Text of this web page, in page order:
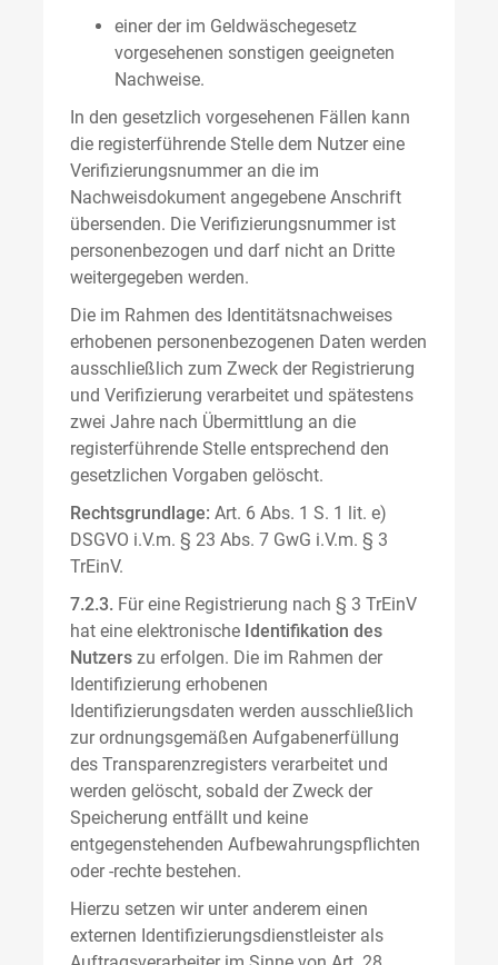
einer der im Geldwäschegesetz
vorgesehenen sonstigen geeigneten
Nachweise.
In den gesetzlich vorgesehenen Fällen kann
die registerführende Stelle dem Nutzer eine
Verifizierungsnummer an die im
Nachweisdokument angegebene Anschrift
übersenden. Die Verifizierungsnummer ist
personenbezogen und darf nicht an Dritte
weitergegeben werden.
Die im Rahmen des Identitätsnachweises
erhobenen personenbezogenen Daten werden
ausschließlich zum Zweck der Registrierung
und Verifizierung verarbeitet und spätestens
zwei Jahre nach Übermittlung an die
registerführende Stelle entsprechend den
gesetzlichen Vorgaben gelöscht.
Rechtsgrundlage: Art. 6 Abs. 1 S. 1 lit. e)
DSGVO i.V.m. § 23 Abs. 7 GwG i.V.m. § 3
TrEinV.
7.2.3. Für eine Registrierung nach § 3 TrEinV
hat eine elektronische Identifikation des
Nutzers zu erfolgen. Die im Rahmen der
Identifizierung erhobenen
Identifizierungsdaten werden ausschließlich
zur ordnungsgemäßen Aufgabenerfüllung
des Transparenzregisters verarbeitet und
werden gelöscht, sobald der Zweck der
Speicherung entfällt und keine
entgegenstehenden Aufbewahrungspflichten
oder -rechte bestehen.
Hierzu setzen wir unter anderem einen
externen Identifizierungsdienstleister als